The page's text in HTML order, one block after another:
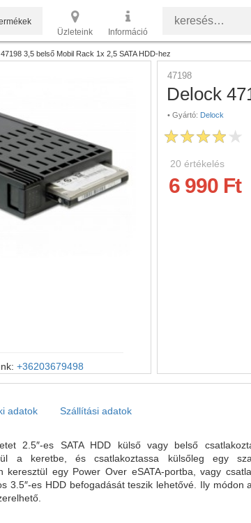
Üzleteink
Információ
3,5 belső Mobil Rack 1x 2,5 SATA HDD-hez
+36203679498
47198
Delock
• Gyártó: Delock
20 értékelés
6 990 Ft
adatok Szállítási adatok
2.5″-es SATA HDD külső vagy belső
a keretbe, és csatlakoztassa külsőleg egy
keresztül egy Power Over eSATA-portba, vagy
3.5″-es HDD befogadását teszik lehetővé. Ily módon